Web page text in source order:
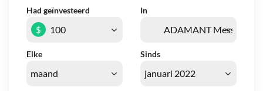
Had geïnvesteerd In
Elke Sinds
$